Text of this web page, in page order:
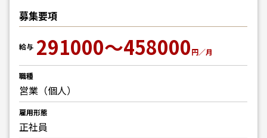
募集要項
給与 291000～458000円／月
職種
営業（個人）
雇用形態
正社員